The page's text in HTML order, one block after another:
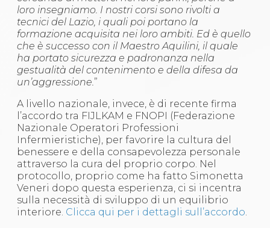
loro insegniamo. I nostri corsi sono rivolti a
tecnici del Lazio, i quali poi portano la
formazione acquisita nei loro ambiti. Ed è quello
che è successo con il Maestro Aquilini, il quale
ha portato sicurezza e padronanza nella
gestualità del contenimento e della difesa da
un’aggressione. ”
A livello nazionale, invece, è di recente firma
l’accordo tra FIJLKAM e FNOPI (Federazione
Nazionale Operatori Professioni
Infermieristiche), per favorire la cultura del
benessere e della consapevolezza personale
attraverso la cura del proprio corpo. Nel
protocollo, proprio come ha fatto Simonetta
Veneri dopo questa esperienza, ci si incentra
sulla necessità di sviluppo di un equilibrio
interiore. Clicca qui per i dettagli sull’accordo